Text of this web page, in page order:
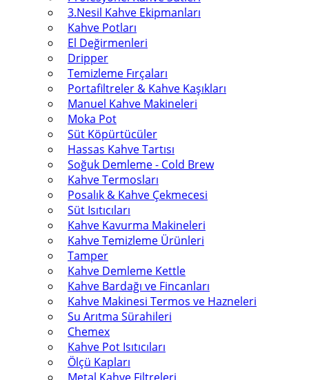
3.Nesil Kahve Ekipmanları
Kahve Potları
El Değirmenleri
Dripper
Temizleme Fırçaları
Portafiltreler & Kahve Kaşıkları
Manuel Kahve Makineleri
Moka Pot
Süt Köpürtücüler
Hassas Kahve Tartısı
Soğuk Demleme - Cold Brew
Kahve Termosları
Posalık & Kahve Çekmecesi
Süt Isıtıcıları
Kahve Kavurma Makineleri
Kahve Temizleme Ürünleri
Tamper
Kahve Demleme Kettle
Kahve Bardağı ve Fincanları
Kahve Makinesi Termos ve Hazneleri
Su Arıtma Sürahileri
Chemex
Kahve Pot Isıtıcıları
Ölçü Kapları